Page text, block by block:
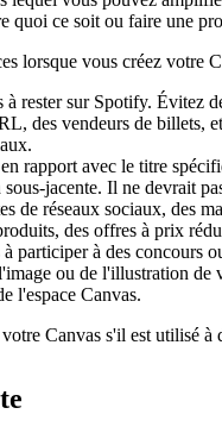
quoi ce soit ou faire une
lorsque vous créez votre
à rester sur Spotify. Évitez
des vendeurs de billets,
rapport avec le titre
jacente. Il ne devrait
de réseaux sociaux, des
des offres à prix
à participer à des concours
ou de l'illustration
l'espace Canvas.
Canvas s'il est utilisé à